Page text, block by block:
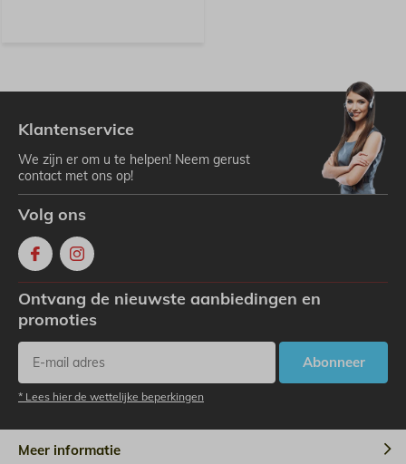
Klantenservice
We zijn er om u te helpen! Neem gerust
contact met ons op!
Volg ons
Ontvang de nieuwste aanbiedingen en
promoties
Abonneer
* Lees hier de wettelijke beperkingen
Meer informatie